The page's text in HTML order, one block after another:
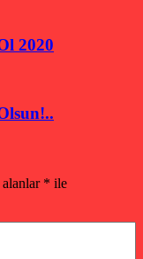
2020
* ile